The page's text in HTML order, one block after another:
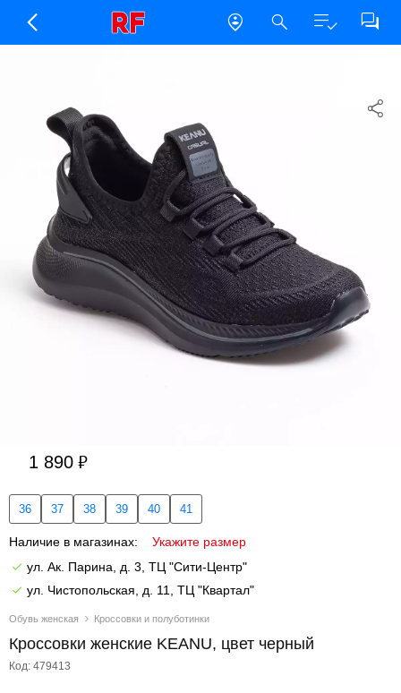
Обувь женская Кроссовки и полуботинки
Кроссовки женские KEANU, цвет черный
Код: 479413
1 890
36 37 38 39 40 41
Наличие в магазинах:
Укажите размер
ул. Ак. Парина, д. 3, ТЦ "Сити-Центр"
ул. Чистопольская, д. 11, ТЦ "Квартал"